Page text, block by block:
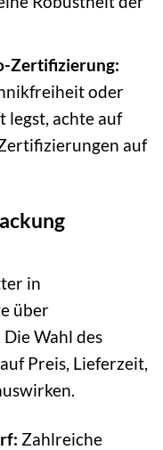
Zertifizierung:
oder
legst, achte auf
auf
in
über
Wahl des
Preis, Lieferzeit,
Zahlreiche